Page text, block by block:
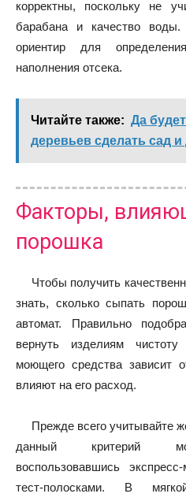
корректны, поскольку не
барабана и качество воды.
ориентир для
наполнения отсека.
Читайте также: Да
деревьев сделать сад
Факторы,
порошка
Чтобы получить
знать, сколько сыпать
автомат. Правильно
вернуть изделиям
моющего средства зависит
влияют на его расход.
Прежде всего учитывайте
данный критерий
воспользовавшись
тест-полосками. В